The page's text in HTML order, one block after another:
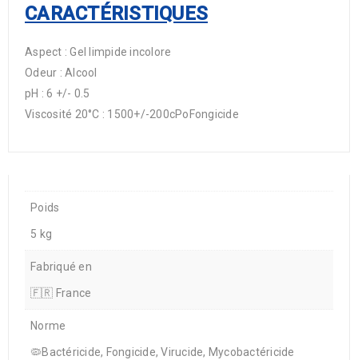
CARACTÉRISTIQUES
Aspect : Gel limpide incolore
Odeur : Alcool
pH : 6 +/- 0.5
Viscosité 20°C : 1500+/-200cPoFongicide
Poids
5 kg
Fabriqué en
🇫🇷 France
Norme
🦠Bactéricide, Fongicide, Virucide, Mycobactéricide